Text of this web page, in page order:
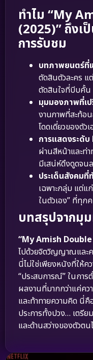
ทำไม “My
(2025)” ถึงเ
การรับชม
บทภาพยนตร์ที่
ตัดสินตัวละคร
ตัดสินใจที่บีบคั้น
มุมมองภาพที่เ
งานภาพที่สะท้อ
โดดเดี่ยวของตัว
การแสดงระดั
ผ่านสีหน้าและท่
มีเสน่ห์ดึงดูดจนล
ประเด็นสังคม
เฉพาะกลุ่ม แต่แ
ในตัวเอง” ที่ทุก
บทสรุปจากมุ
“My Amish
ไปด้วยจิตวิญญาณและค
นี่ไม่ใช่เพียงหนังที่ให้
“ประสบการณ์” ในกา
ผลงานที่มากกว่าแค่ค
และท้าทายความคิด นี่
ประการทั้งปวง… เตรีย
และด้านสว่างของตัวต